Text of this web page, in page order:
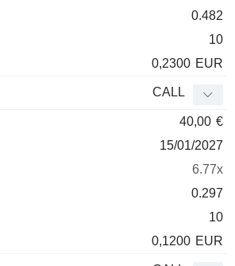
0.482
10
0,2300 EUR
CALL
40,00 €
15/01/2027
6.77x
0.297
10
0,1200 EUR